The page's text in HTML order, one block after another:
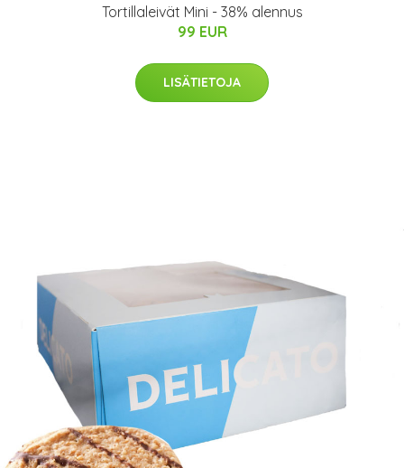
Tortillaleivät Mini - 38% alennus
99 EUR
LISÄTIETOJA